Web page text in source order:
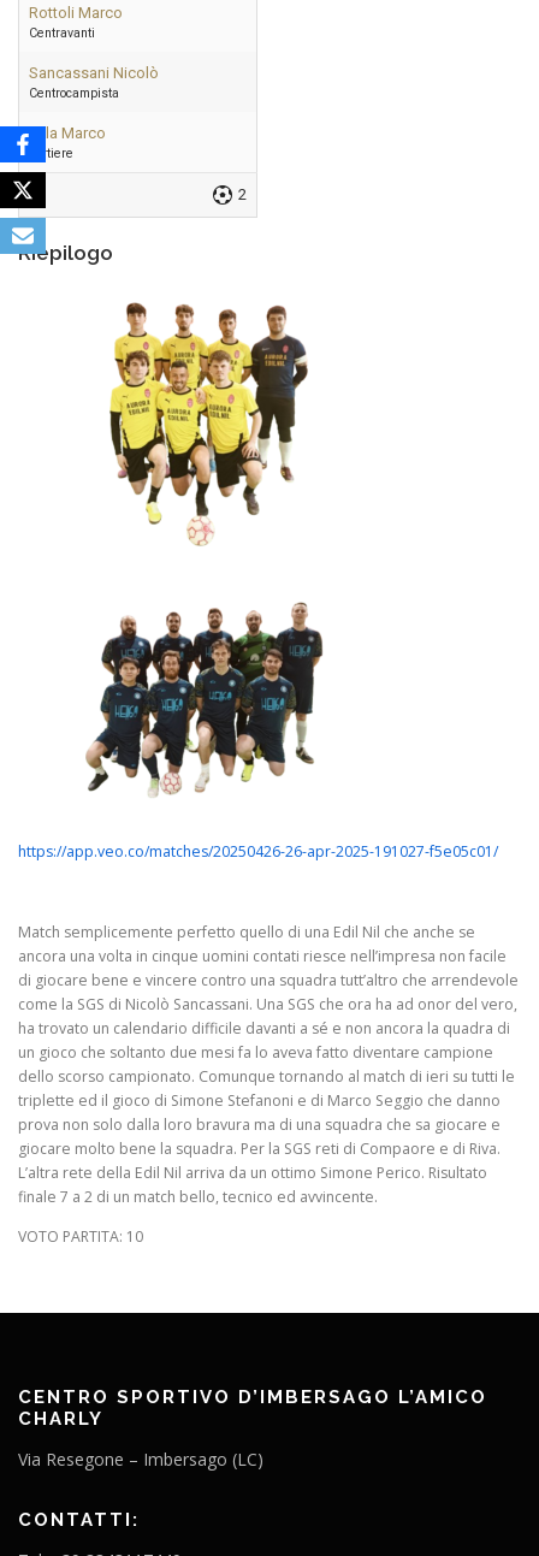
Rottoli Marco
Centravanti
Sancassani Nicolò
Centrocampista
Villa Marco
Portiere
2
Riepilogo
https://app.veo.co/matches/20250426-26-apr-2025-191027-f5e05c01/
Match semplicemente perfetto quello di una Edil Nil che anche se
ancora una volta in cinque uomini contati riesce nell’impresa non facile
di giocare bene e vincere contro una squadra tutt’altro che arrendevole
come la SGS di Nicolò Sancassani. Una SGS che ora ha ad onor del vero,
ha trovato un calendario difficile davanti a sé e non ancora la quadra di
un gioco che soltanto due mesi fa lo aveva fatto diventare campione
dello scorso campionato. Comunque tornando al match di ieri su tutti le
triplette ed il gioco di Simone Stefanoni e di Marco Seggio che danno
prova non solo dalla loro bravura ma di una squadra che sa giocare e
giocare molto bene la squadra. Per la SGS reti di Compaore e di Riva.
L’altra rete della Edil Nil arriva da un ottimo Simone Perico. Risultato
finale 7 a 2 di un match bello, tecnico ed avvincente.
VOTO PARTITA: 10
CENTRO SPORTIVO D’IMBERSAGO L’AMICO
CHARLY
Via Resegone – Imbersago (LC)
CONTATTI: